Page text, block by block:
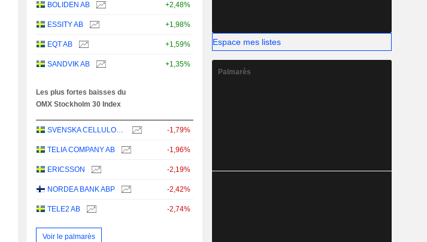
BOLIDEN AB +2,48%
ESSITY AB +1,98%
EQT AB +1,59%
SANDVIK AB +1,35%
Les plus fortes baisses du
OMX Stockholm 30 Index
SVENSKA CELLULOSA AKTIEBOLAGET SCA -1,79%
TELIA COMPANY AB -1,96%
ERICSSON -2,19%
NORDEA BANK ABP -2,42%
TELE2 AB -2,74%
Voir le palmarès
Espace mes listes
Palmarès